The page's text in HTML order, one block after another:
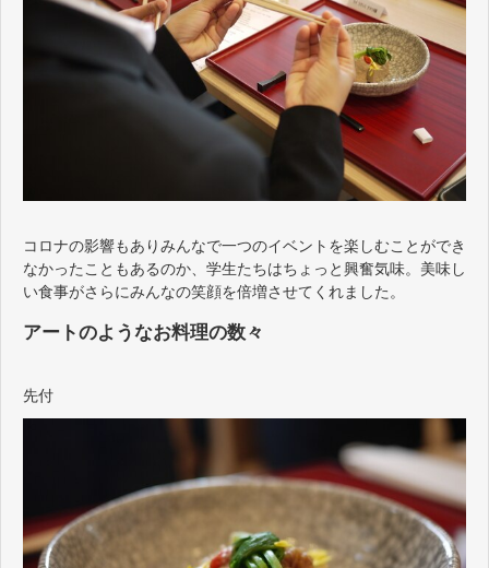
コロナの影響もありみんなで一つのイベントを楽しむことができ
なかったこともあるのか、学生たちはちょっと興奮気味。美味し
い食事がさらにみんなの笑顔を倍増させてくれました。
アートのようなお料理の数々
先付